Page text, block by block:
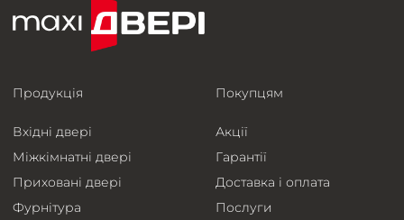
Продукція
Вхідні двері
Міжкімнатні двері
Приховані двері
Фурнітура
Покупцям
Акції
Гарантії
Доставка і оплата
Послуги